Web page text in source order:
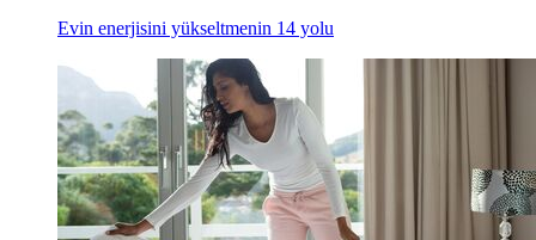
Evin enerjisini yükseltmenin 14 yolu